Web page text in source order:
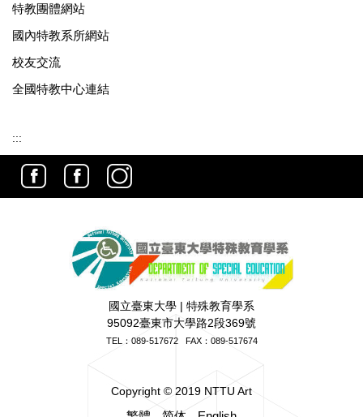
特教團體網站
國內特教系所網站
校友交流
全國特教中心連結
:::
國立臺東大學 | 特殊教育學系
95092臺東市大學路2段369號
TEL： 089-517672FAX：089-517674
Copyright © 2019 NTTU Art